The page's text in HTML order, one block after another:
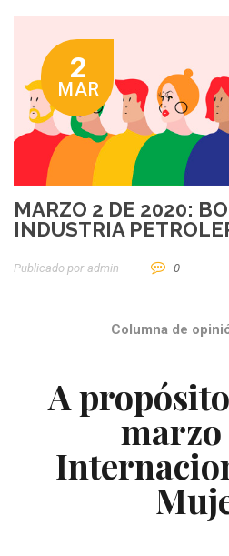
2
MAR
MARZO 2 DE 2020:
INDUSTRIA
Publicado por Admin 0
Columna de
A